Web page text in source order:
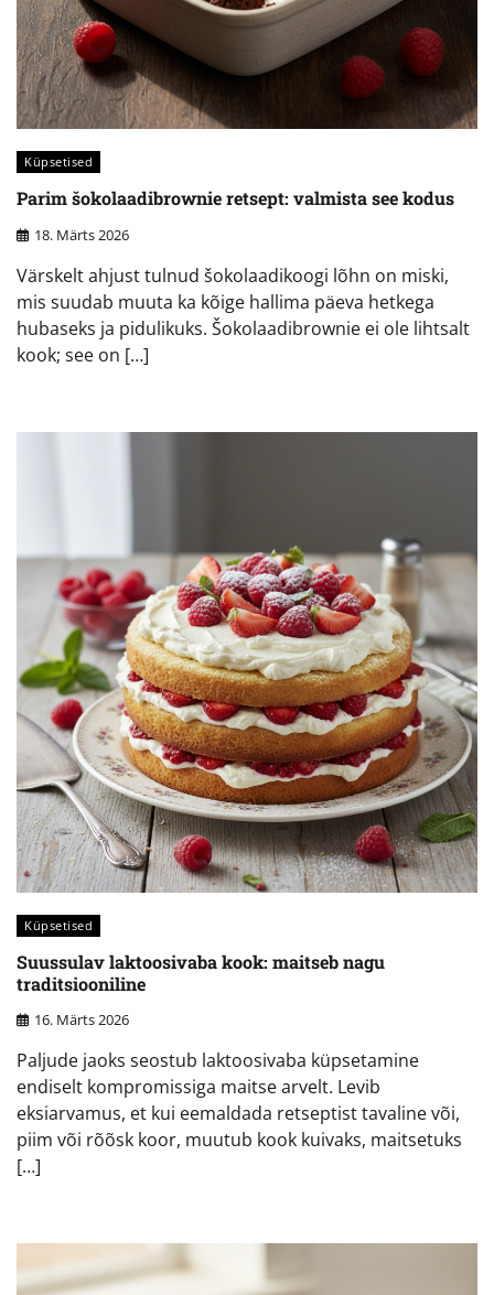
Küpsetised
Parim šokolaadibrownie retsept: valmista see kodus
18. Märts 2026
Värskelt ahjust tulnud šokolaadikoogi lõhn on miski,
mis suudab muuta ka kõige hallima päeva hetkega
hubaseks ja pidulikuks. Šokolaadibrownie ei ole lihtsalt
kook; see on […]
Küpsetised
Suussulav laktoosivaba kook: maitseb nagu
traditsiooniline
16. Märts 2026
Paljude jaoks seostub laktoosivaba küpsetamine
endiselt kompromissiga maitse arvelt. Levib
eksiarvamus, et kui eemaldada retseptist tavaline või,
piim või rõõsk koor, muutub kook kuivaks, maitsetuks
[…]